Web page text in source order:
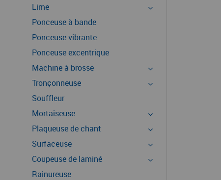
Lime
Ponceuse à bande
Ponceuse vibrante
Ponceuse excentrique
Machine à brosse
Tronçonneuse
Souffleur
Mortaiseuse
Plaqueuse de chant
Surfaceuse
Coupeuse de laminé
Rainureuse